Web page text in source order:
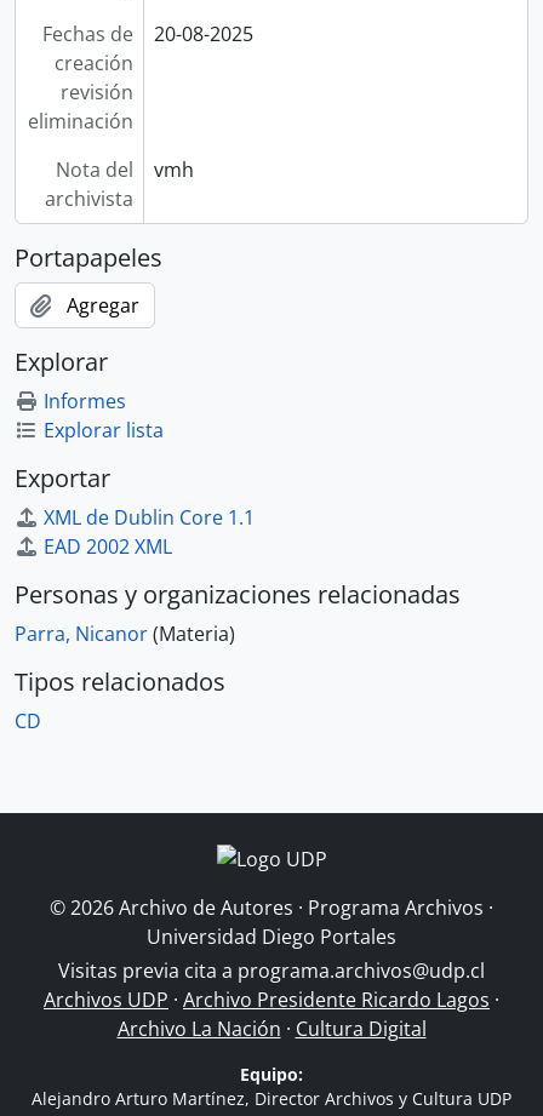
Fechas de
creación
revisión
eliminación
20-08-2025
Nota del
archivista
vmh
Portapapeles
Agregar
Explorar
Informes
Explorar lista
Exportar
XML de Dublin Core 1.1
EAD 2002 XML
Personas y organizaciones relacionadas
Parra, Nicanor(Materia)
Tipos relacionados
CD
© 2026 Archivo de Autores · Programa Archivos ·
Universidad Diego Portales
Visitas previa cita a programa.archivos@udp.cl
Archivos UDP · Archivo Presidente Ricardo Lagos ·
Archivo La Nación · Cultura Digital
Equipo:
Alejandro Arturo Martínez, Director Archivos y Cultura UDP